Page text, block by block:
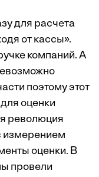
для расчета
от кассы».
компаний. А
поэтому этот
оценки
революция
измерением
оценки. В
провели